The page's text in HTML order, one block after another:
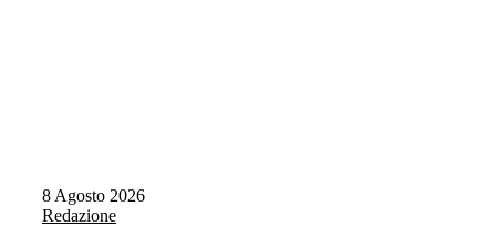
8 Agosto 2026
Redazione